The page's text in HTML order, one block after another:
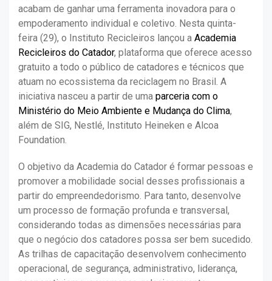
acabam de ganhar uma ferramenta inovadora para o
empoderamento individual e coletivo. Nesta quinta-
feira (29), o Instituto Recicleiros lançou a Academia
Recicleiros do Catador, plataforma que oferece acesso
gratuito a todo o público de catadores e técnicos que
atuam no ecossistema da reciclagem no Brasil. A
iniciativa nasceu a partir de uma parceria com o
Ministério do Meio Ambiente e Mudança do Clima,
além de SIG, Nestlé, Instituto Heineken e Alcoa
Foundation.
O objetivo da Academia do Catador é formar pessoas e
promover a mobilidade social desses profissionais a
partir do empreendedorismo. Para tanto, desenvolve
um processo de formação profunda e transversal,
considerando todas as dimensões necessárias para
que o negócio dos catadores possa ser bem sucedido.
As trilhas de capacitação desenvolvem conhecimento
operacional, de segurança, administrativo, liderança,